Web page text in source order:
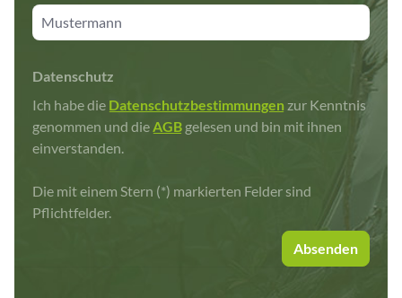
Datenschutz
Ich habe die Datenschutzbestimmungen zur Kenntnis
genommen und dieAGB gelesen und bin mit ihnen
einverstanden.
Die mit einem Stern (*) markierten Felder sind
Pflichtfelder.
Absenden